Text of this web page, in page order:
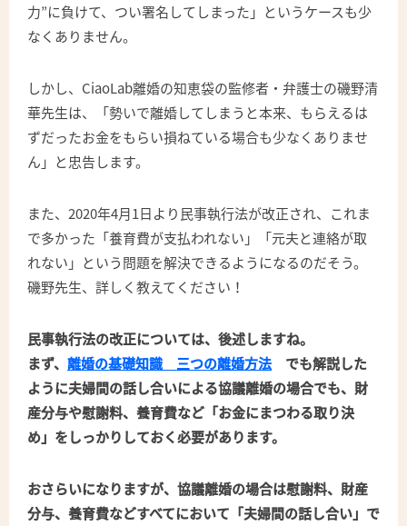
力”に負けて、つい署名してしまった」というケースも少
なくありません。
しかし、CiaoLab離婚の知恵袋の監修者・弁護士の磯野清
華先生は、「勢いで離婚してしまうと本来、もらえるは
ずだったお金をもらい損ねている場合も少なくありませ
ん」と忠告します。
また、2020年4月1日より民事執行法が改正され、これま
で多かった「養育費が支払われない」「元夫と連絡が取
れない」という問題を解決できるようになるのだそう。
磯野先生、詳しく教えてください！
民事執行法の改正については、後述しますね。
まず、 離婚の基礎知識 三つの離婚方法 でも解説した
ように夫婦間の話し合いによる協議離婚の場合でも、財
産分与や慰謝料、養育費など「お金にまつわる取り決
め」をしっかりしておく必要があります。
おさらいになりますが、協議離婚の場合は慰謝料、財産
分与、養育費などすべてにおいて「夫婦間の話し合い」で